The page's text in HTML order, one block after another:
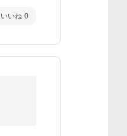
いいね 0